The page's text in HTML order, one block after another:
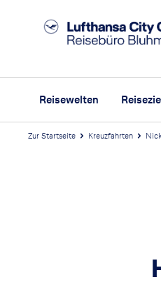
Reisewelten
Zur Startseite Kreuzfahrten